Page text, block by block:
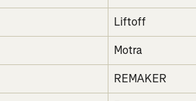
Liftoff
Motra
REMAKER